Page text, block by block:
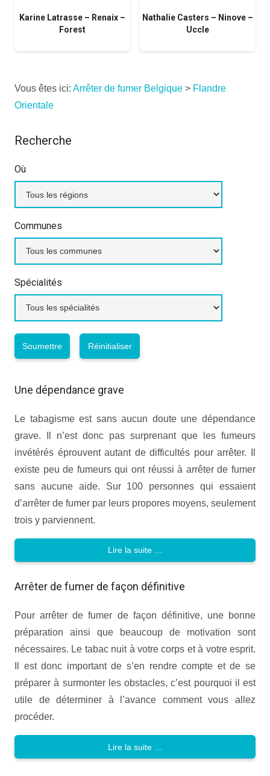
Karine Latrasse – Renaix –
Forest
Nathalie Casters – Ninove –
Uccle
Vous êtes ici: Arrêter de fumer Belgique > Flandre
Orientale
Recherche
Où
Communes
Spécialités
Une dépendance grave
Le tabagisme est sans aucun doute une dépendance
grave. Il n’est donc pas surprenant que les fumeurs
invétérés éprouvent autant de difficultés pour arrêter. Il
existe peu de fumeurs qui ont réussi à arrêter de fumer
sans aucune aide. Sur 100 personnes qui essaient
d’arrêter de fumer par leurs propores moyens, seulement
trois y parviennent.
Lire la suite …
Arrêter de fumer de façon définitive
Pour arrêter de fumer de façon définitive, une bonne
préparation ainsi que beaucoup de motivation sont
nécessaires. Le tabac nuit à votre corps et à votre esprit.
Il est donc important de s’en rendre compte et de se
préparer à surmonter les obstacles, c’est pourquoi il est
utile de déterminer à l’avance comment vous allez
procéder.
Lire la suite …